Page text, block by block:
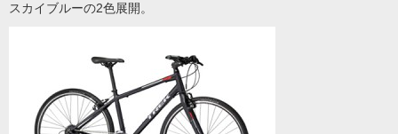
スカイブルーの2色展開。